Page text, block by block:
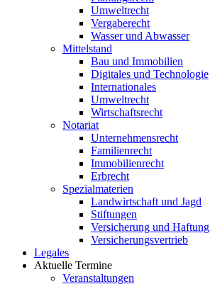
Umweltrecht
Vergaberecht
Wasser und Abwasser
Mittelstand
Bau und Immobilien
Digitales und Technologie
Internationales
Umweltrecht
Wirtschaftsrecht
Notariat
Unternehmensrecht
Familienrecht
Immobilienrecht
Erbrecht
Spezialmaterien
Landwirtschaft und Jagd
Stiftungen
Versicherung und Haftung
Versicherungsvertrieb
Legales
Aktuelle Termine
Veranstaltungen